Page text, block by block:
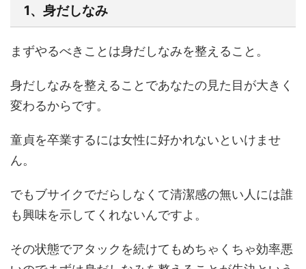
1、身だしなみ
まずやるべきことは身だしなみを整えること。
身だしなみを整えることであなたの見た目が大きく
変わるからです。
童貞を卒業するには女性に好かれないといけませ
ん。
でもブサイクでだらしなくて清潔感の無い人には誰
も興味を示してくれないんですよ。
その状態でアタックを続けてもめちゃくちゃ効率悪